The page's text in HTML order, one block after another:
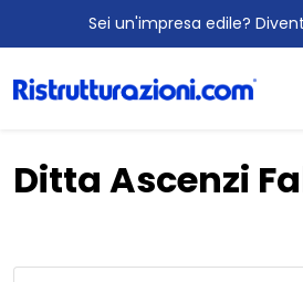
Sei un'impresa edile?
Ditta Ascenzi